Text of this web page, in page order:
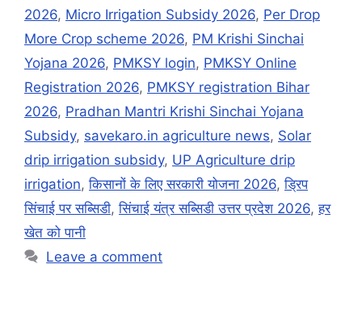
2026, Micro Irrigation Subsidy 2026, Per Drop
More Crop scheme 2026, PM Krishi Sinchai
Yojana 2026, PMKSY login, PMKSY Online
Registration 2026, PMKSY registration Bihar
2026, Pradhan Mantri Krishi Sinchai Yojana
Subsidy, savekaro.in agriculture news, Solar
drip irrigation subsidy, UP Agriculture drip
irrigation,किसानों के लिए सरकारी योजना 2026,ड्रिप
सिंचाई पर सब्सिडी,सिंचाई यंत्र सब्सिडी उत्तर प्रदेश 2026,हर
खेत को पानी
Leave a comment